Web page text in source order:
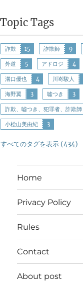
Topic Tags
詐欺 15 詐欺師 9
外道 5 アドロジ 4
溝口優也 4 川嵜駿人
海野翼 3 嘘つき 3
詐欺、嘘つき、犯罪者、詐欺師
小桧山美由紀 3
すべてのタグを表示 (434)
Home
Privacy Policy
Rules
Contact
About post